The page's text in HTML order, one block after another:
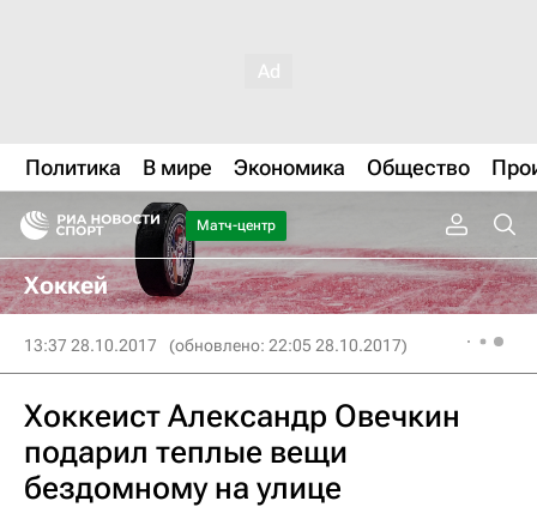
Политика В мире Экономика Общество
Матч-центр
Хоккей
13:37 28.10.2017 (обновлено: 22:05 28.10.2017)
Хоккеист Александр Овечкин
подарил теплые вещи
бездомному на улице